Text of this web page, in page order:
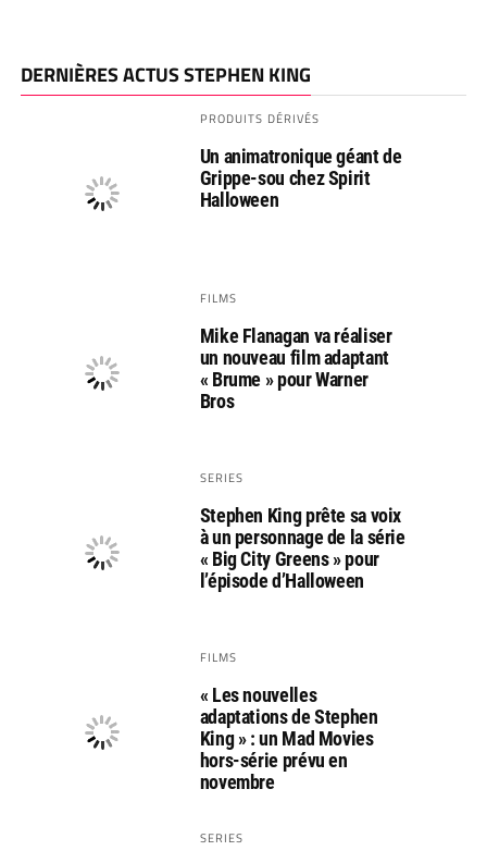
DERNIÈRES ACTUS STEPHEN KING
PRODUITS DÉRIVÉS
Un animatronique géant de
Grippe-sou chez Spirit
Halloween
FILMS
Mike Flanagan va réaliser
un nouveau film adaptant
« Brume » pour Warner
Bros
SERIES
Stephen King prête sa voix
à un personnage de la série
« Big City Greens » pour
l’épisode d’Halloween
FILMS
« Les nouvelles
adaptations de Stephen
King » : un Mad Movies
hors-série prévu en
novembre
SERIES